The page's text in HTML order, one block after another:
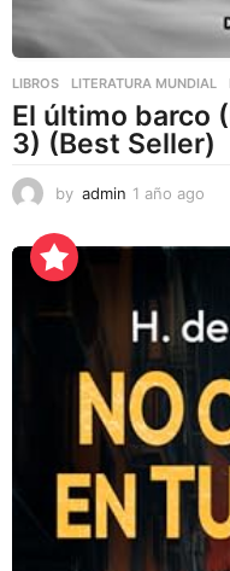
LIBROS ,LITERATURA MUNDIAL
El último barco
3) (Best Seller)
by admin 1 año ago
o